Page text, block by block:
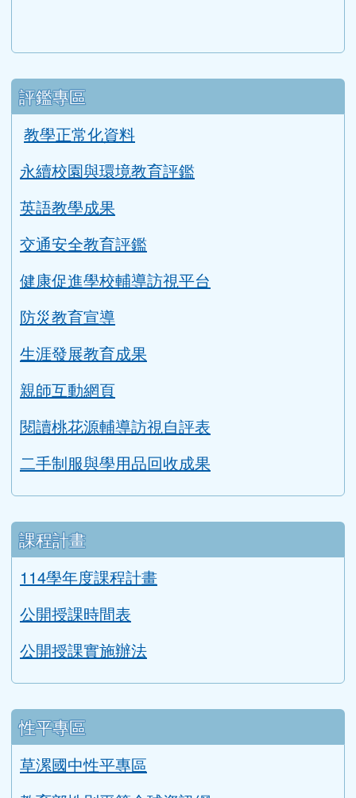
評鑑專區
教學正常化資料
永續校園與環境教育評鑑
英語教學成果
交通安全教育評鑑
健康促進學校輔導訪視平台
防災教育宣導
生涯發展教育成果
親師互動網頁
閱讀桃花源輔導訪視自評表
課程計畫
114學年度課程計畫
公開授課時間表
性平專區